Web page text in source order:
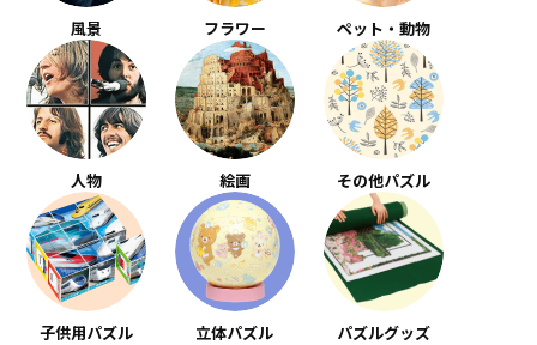
風景 フラワー ペット・動物
人物 絵画 その他パズル
子供用パズル 立体パズル パズルグッズ